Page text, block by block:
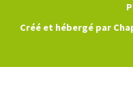
Créé et hébergé par